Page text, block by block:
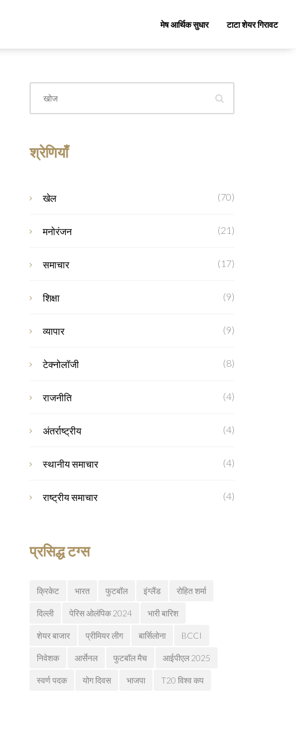
मेष आर्थिक सुधार टाटा शेयर गिरावट
श्रेणियाँ
खेल (70)
मनोरंजन (21)
समाचार (17)
शिक्षा (9)
व्यापार (9)
टेक्नोलॉजी (8)
राजनीति (4)
अंतर्राष्ट्रीय (4)
स्थानीय समाचार (4)
राष्ट्रीय समाचार (4)
प्रसिद्ध टग्स
क्रिकेट भारत फुटबॉल इंग्लैंड रोहित शर्मा
दिल्ली पेरिस ओलंपिक 2024 भारी बारिश
शेयर बाजार प्रीमियर लीग बार्सिलोना BCCI
निवेशक आर्सेनल फुटबॉल मैच आईपीएल 2025
स्वर्ण पदक योग दिवस भाजपा T20 विश्व कप